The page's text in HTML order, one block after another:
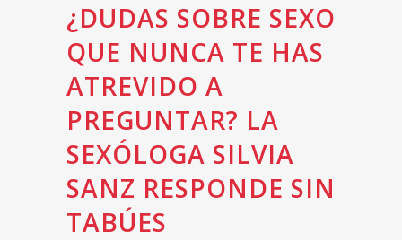
¿DUDAS SOBRE SEXO
QUE NUNCA TE HAS
ATREVIDO A
PREGUNTAR? LA
SEXÓLOGA SILVIA
SANZ RESPONDE SIN
TABÚES